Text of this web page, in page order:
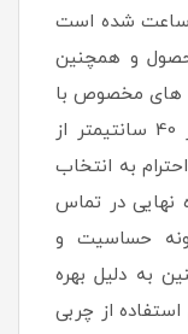
طولانی مدت رایحه از48 ساعت تا 72 ساعت شده است
و همچنین
های مخصوص با
زاویه پاشش 45 درجه و پاشش موثر 40 سانتیمتر از
به انتخاب
نهایی در تماس
حساسیت و
به دلیل بهره
از چربی